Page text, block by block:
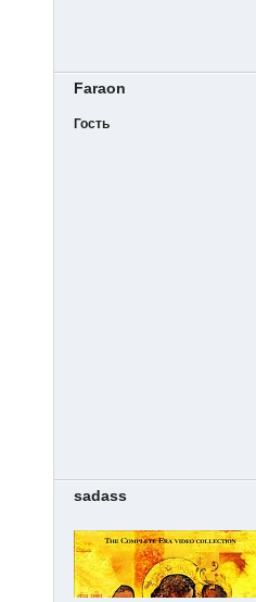
Faraon
Гость
sadass